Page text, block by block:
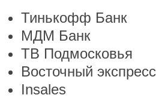
Тинькофф Банк
МДМ Банк
ТВ Подмосковья
Восточный
Insales